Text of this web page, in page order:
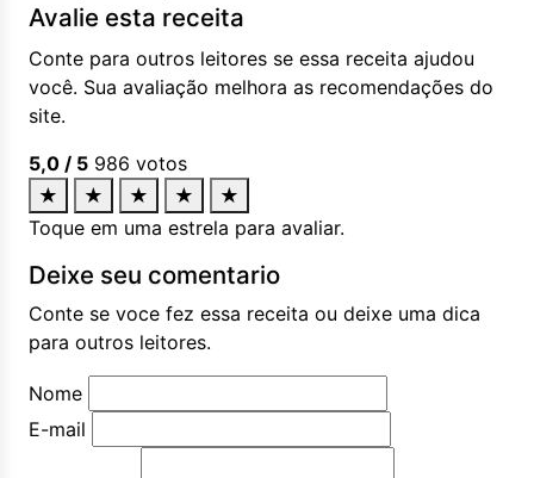
Avalie esta receita
Conte para outros leitores se essa receita ajudou
você. Sua avaliação melhora as recomendações do
site.
5,0 / 5 986 votos
★
★ ★ ★
★
Toque em uma estrela para avaliar.
Deixe seu comentario
Conte se voce fez essa receita ou deixe uma dica
para outros leitores.
Nome
E-mail